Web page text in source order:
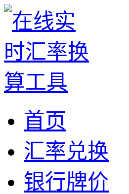
首页
汇率兑换
银行牌价